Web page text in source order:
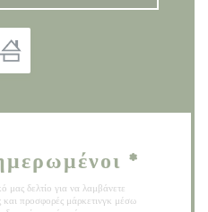
*
μας δελτίο για να λαμβάνετε
και προσφορές μάρκετινγκ μέσω